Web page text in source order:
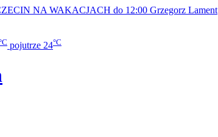
NA WAKACJACH do 12:00 Grzegorz Lament
pojutrze 24°C